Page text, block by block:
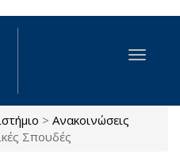
Toggle
> Ανακοινώσεις
Σπουδές